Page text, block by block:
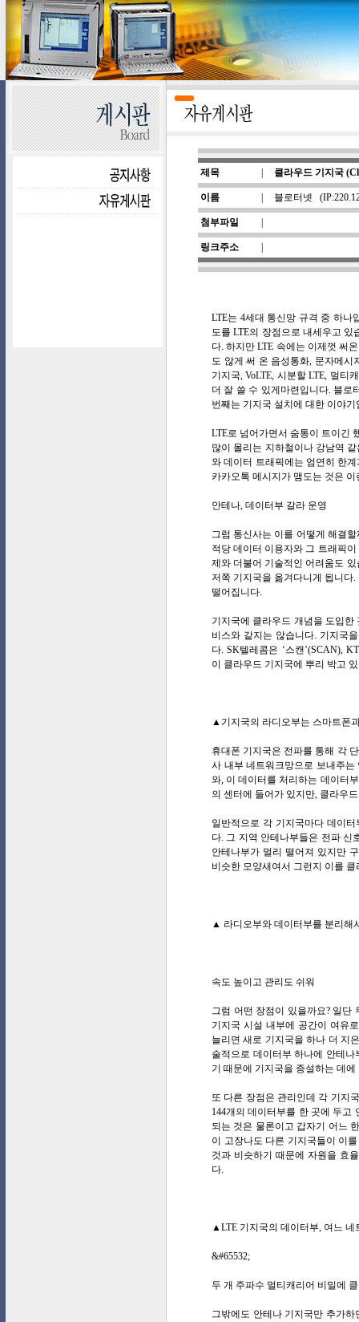
제목 클라우드 기지국
이름 블로터넷
첨부파일
링크주소
LTE는 4세대 통신망 규격 중 하나
도를 LTE의 장점으로 내세우고
다. 하지만 LTE 속에는 이제껏 써
도 않게 써 온 음성통화, 문자메시
기지국, VoLTE, 시분할 LTE, 멀티
더 잘 쓸 수 있게마련입니다. 블로
번째는 기지국 설치에 대한 이야
LTE로 넘어가면서 숨통이 트이긴
많이 몰리는 지하철이나 강남역
와 데이터 트래픽에는 엄연히 한
카카오톡 메시지가 맴도는 것은
안테나, 데이터부 갈라 운영
그럼 통신사는 이를 어떻게 해결
적당 데이터 이용자와 그 트래픽
제와 더불어 기술적인 어려움도
저쪽 기지국을 옮겨다니게 됩니다
떨어집니다.
기지국에 클라우드 개념을 도입
비스와 같지는 않습니다. 기지국
다. SK텔레콤은 ‘스캔’(SCAN),
이 클라우드 기지국에 뿌리 박고
▲기지국의 라디오부는 스마트폰
휴대폰 기지국은 전파를 통해 각
사 내부 네트워크망으로 보내주는
와, 이 데이터를 처리하는 데이터
의 센터에 들어가 있지만, 클라우
일반적으로 각 기지국마다 데이
다. 그 지역 안테나부들은 전파 신
안테나부가 멀리 떨어져 있지만
비슷한 모양새여서 그런지 이를
▲ 라디오부와 데이터부를 분리해
속도 높이고 관리도 쉬워
그럼 어떤 장점이 있을까요? 일단
기지국 시설 내부에 공간이 여유
늘리면 새로 기지국을 하나 더 지
술적으로 데이터부 하나에 안테
기 때문에 기지국을 증설하는 데
또 다른 장점은 관리인데 각 기지
144개의 데이터부를 한 곳에 두고
되는 것은 물론이고 갑자기 어느
이 고장나도 다른 기지국들이 이
것과 비슷하기 때문에 자원을 효
다.
▲LTE 기지국의 데이터부, 여느
&#65532;
두 개 주파수 멀티캐리어 비밀에
그밖에도 안테나 기지국만 추가